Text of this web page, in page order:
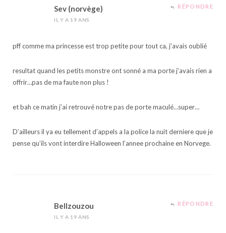
Sev (norvège)
IL Y A 19 ANS
RÉPONDRE
pff comme ma princesse est trop petite pour tout ca, j’avais oublié
resultat quand les petits monstre ont sonné a ma porte j’avais rien a
offrir…pas de ma faute non plus !
et bah ce matin j’ai retrouvé notre pas de porte maculé…super…
D’ailleurs il ya eu tellement d’appels a la police la nuit derniere que je
pense qu’ils vont interdire Halloween l’annee prochaine en Norvege.
Bellzouzou
IL Y A 19 ANS
RÉPONDRE